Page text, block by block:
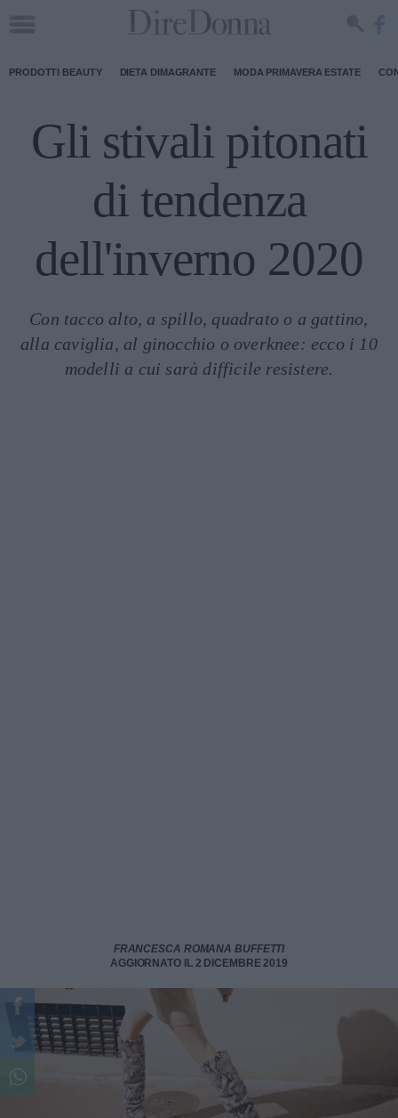
PRODOTTI BEAUTY DIETA DIMAGRANTE MODA PRIMAVERA ESTATE
Gli stivali pitonati
di tendenza
dell'inverno 2020
Con tacco alto, a spillo, quadrato o a gattino,
alla caviglia, al ginocchio o overknee: ecco i 10
modelli a cui sarà difficile resistere.
FRANCESCA ROMANA BUFFETTI
AGGIORNATO IL 2 DICEMBRE 2019